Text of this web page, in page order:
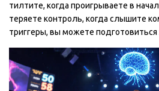
тилтите, когда проигрываете в
теряете контроль, когда слышите
триггеры, вы можете подготовиться